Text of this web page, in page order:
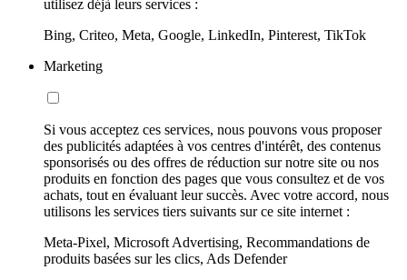
utilisez déjà leurs services :
Bing, Criteo, Meta, Google, LinkedIn, Pinterest, TikTok
Marketing
Si vous acceptez ces services, nous pouvons vous proposer
des publicités adaptées à vos centres d'intérêt, des contenus
sponsorisés ou des offres de réduction sur notre site ou nos
produits en fonction des pages que vous consultez et de vos
achats, tout en évaluant leur succès. Avec votre accord, nous
utilisons les services tiers suivants sur ce site internet :
Meta-Pixel, Microsoft Advertising, Recommandations de
produits basées sur les clics, Ads Defender